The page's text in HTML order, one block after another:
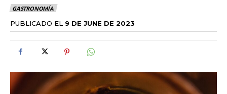
GASTRONOMÍA
PUBLICADO EL 9 DE JUNE DE 2023